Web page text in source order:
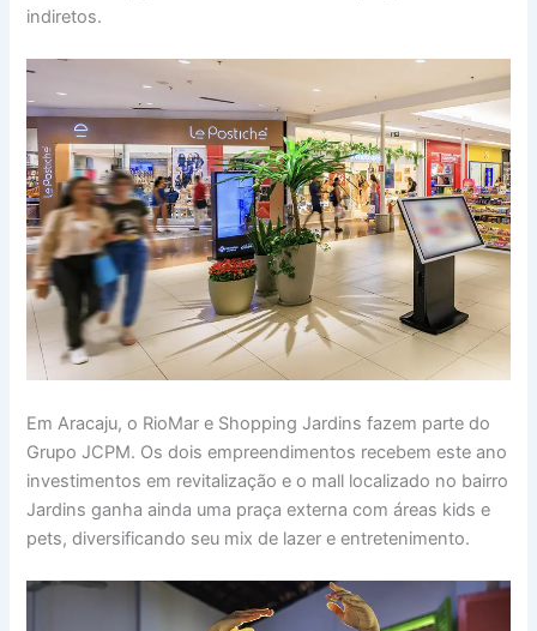
indiretos.
Em Aracaju, o RioMar e Shopping Jardins fazem parte do
Grupo JCPM. Os dois empreendimentos recebem este ano
investimentos em revitalização e o mall localizado no bairro
Jardins ganha ainda uma praça externa com áreas kids e
pets, diversificando seu mix de lazer e entretenimento.